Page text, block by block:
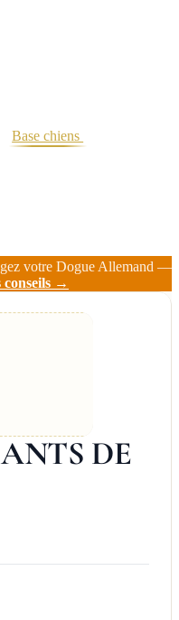
Base chiens
votre Dogue Allemand —
conseils →
DE